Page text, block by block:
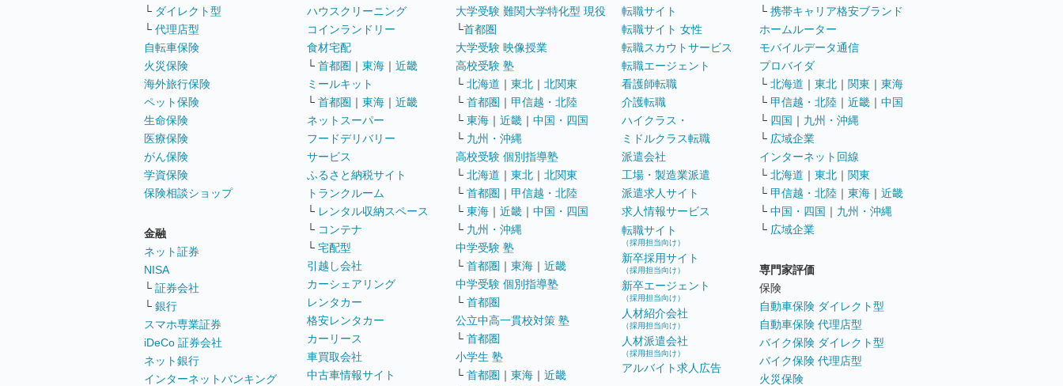
└ ダイレクト型
└ 代理店型
自転車保険
火災保険
海外旅行保険
ペット保険
生命保険
医療保険
がん保険
学資保険
保険相談ショップ
金融
ネット証券
NISA
└ 証券会社
└ 銀行
スマホ専業証券
iDeCo 証券会社
ネット銀行
インターネットバンキング
ハウスクリーニング
コインランドリー
食材宅配
└ 首都圏 ｜ 東海 ｜ 近畿
ミールキット
└ 首都圏 ｜ 東海 ｜ 近畿
ネットスーパー
フードデリバリー
サービス
ふるさと納税サイト
トランクルーム
└ レンタル収納スペース
└ コンテナ
└ 宅配型
引越し会社
カーシェアリング
レンタカー
格安レンタカー
カーリース
車買取会社
中古車情報サイト
大学受験 難関大学特化型 現役
└首都圏
大学受験 映像授業
高校受験 塾
└ 北海道 ｜ 東北 ｜ 北関東
└ 首都圏 ｜ 甲信越・北陸
└ 東海 ｜ 近畿 ｜ 中国・四国
└ 九州・沖縄
高校受験 個別指導塾
└ 北海道 ｜ 東北 ｜ 北関東
└ 首都圏 ｜ 甲信越・北陸
└ 東海 ｜ 近畿 ｜ 中国・四国
└ 九州・沖縄
中学受験 塾
└ 首都圏 ｜ 東海 ｜ 近畿
中学受験 個別指導塾
└ 首都圏
公立中高一貫校対策 塾
└ 首都圏
小学生 塾
└ 首都圏 ｜ 東海 ｜ 近畿
転職サイト
転職サイト 女性
転職スカウトサービス
転職エージェント
看護師転職
介護転職
ハイクラス・
ミドルクラス転職
派遣会社
工場・製造業派遣
派遣求人サイト
求人情報サービス
転職サイト
（採用担当向け）
新卒採用サイト
（採用担当向け）
新卒エージェント
（採用担当向け）
人材紹介会社
（採用担当向け）
人材派遣会社
（採用担当向け）
アルバイト求人広告
└ 携帯キャリア格安ブランド
ホームルーター
モバイルデータ通信
プロバイダ
└ 北海道 ｜ 東北 ｜ 関東 ｜ 東海
└ 甲信越・北陸 ｜ 近畿 ｜ 中国
└ 四国 ｜ 九州・沖縄
└ 広域企業
インターネット回線
└ 北海道 ｜ 東北 ｜ 関東
└ 甲信越・北陸 ｜ 東海 ｜ 近畿
└ 中国・四国 ｜ 九州・沖縄
└ 広域企業
専門家評価
保険
自動車保険 ダイレクト型
自動車保険 代理店型
バイク保険 ダイレクト型
バイク保険 代理店型
火災保険